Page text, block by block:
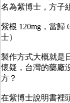
名為紫博士，方子
紫根 120mg，當歸
士）
製作方式大概就是
懷疑，台灣的藥廠
方？
在紫博士說明書裡